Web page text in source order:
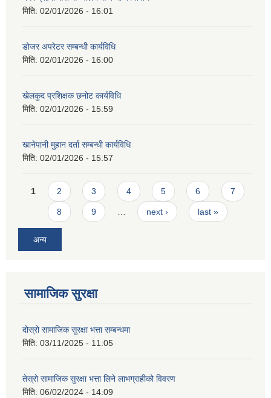
मिति: 02/01/2026 - 16:01
डोजर अपरेटर सम्बन्धी कार्यविधि
मिति: 02/01/2026 - 16:00
खेलकुद प्रशिक्षक छनोट कार्यविधि
मिति: 02/01/2026 - 15:59
खानेपानी मुहान दर्ता सम्बन्धी कार्यविधि
मिति: 02/01/2026 - 15:57
Pages
1 2 3 4 5 6 7
8 9 next › last »
अन्य
सामाजिक सुरक्षा
दोस्रो सामाजिक सुरक्षा भत्ता सम्बन्धमा
मिति: 03/11/2025 - 11:05
तेस्रो सामाजिक सुरक्षा भत्ता लिने लाभग्राहीको विवरण
मिति: 06/02/2024 - 14:09